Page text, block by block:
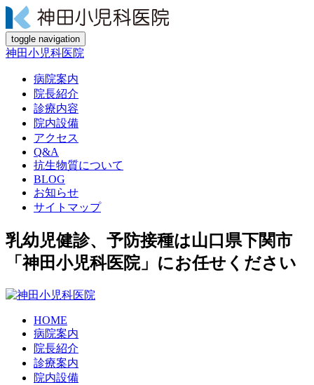
toggle navigation
神田小児科医院
病院案内
院長紹介
診療内容
院内設備
アクセス
Q&A
抗生物質について
BLOG
お知らせ
サイトマップ
乳幼児健診、予防接種は山口県下関市
「神田小児科医院」にお任せください
HOME
病院案内
院長紹介
診療案内
院内設備